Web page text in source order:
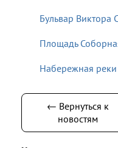
Бульвар Виктора
Площадь
Набережная
← Вернуться к
новостям